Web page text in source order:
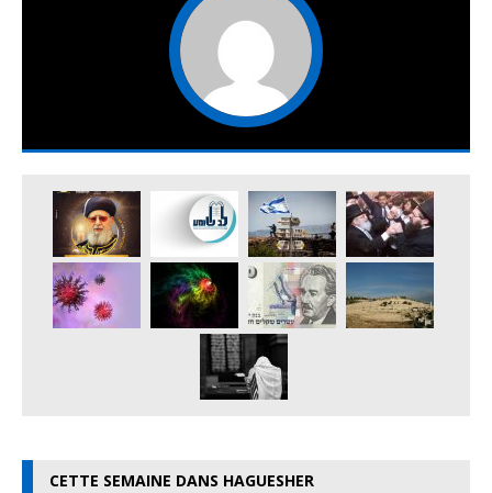
CETTE SEMAINE DANS HAGUESHER